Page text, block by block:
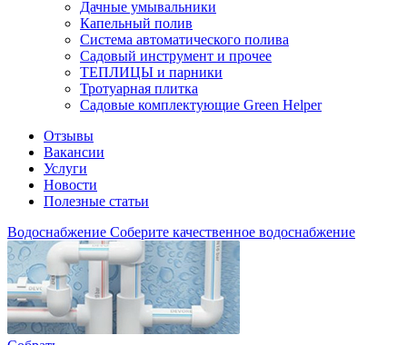
Дачные умывальники
Капельный полив
Система автоматического полива
Садовый инструмент и прочее
ТЕПЛИЦЫ и парники
Тротуарная плитка
Садовые комплектующие Green Helper
Отзывы
Вакансии
Услуги
Новости
Полезные статьи
Водоснабжение Соберите качественное водоснабжение